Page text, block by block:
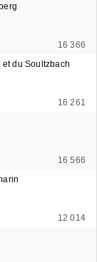
16 366
du Soultzbach
16 261
16 566
12 014